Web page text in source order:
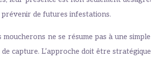
de futures infestations.
moucherons ne se résume pas à une
capture. L’approche doit être